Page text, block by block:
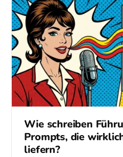
Wie schreiben
Prompts, die
liefern?